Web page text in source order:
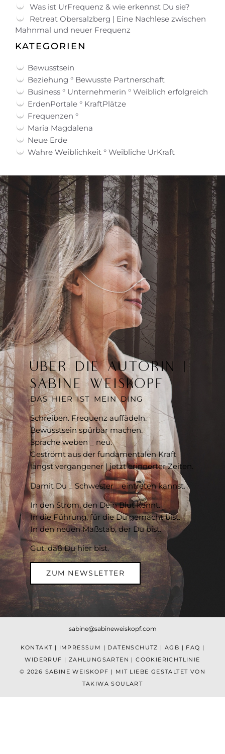
Was ist UrFrequenz & wie erkennst Du sie?
Retreat Obersalzberg | Eine Nachlese zwischen
Mahnmal und neuer Frequenz
KATEGORIEN
Bewusstsein
Beziehung ° Bewusste Partnerschaft
Business ° Unternehmerin ° Weiblich erfolgreich
ErdenPortale ° KraftPlätze
Frequenzen °
Maria Magdalena
Neue Erde
Wahre Weiblichkeit ° Weibliche UrKraft
ÜBER DIE AUTORIN |
SABINE WEISKOPF
DAS HIER IST MEIN DING
Schreiben. Frequenz auffädeln.
Bewusstsein spürbar machen.
Sprache weben _ neu.
Geströmt aus der fundamentalen Kraft
längst vergangener | jetzt erinnerter Zeiten.
Damit Du _ Schwester _ eintreten kannst.
In den Strom, den Dein Blut kennt.
In die Führung, für die Du gemacht bist.
In den neuen Maßstab, der Du bist.
Gut, daß Du hier bist.
ZUM NEWSLETTER
sabine@sabineweiskopf.com
KONTAKT | IMPRESSUM | DATENSCHUTZ | AGB | FAQ |
WIDERRUF | ZAHLUNGSARTEN |COOKIERICHTLINIE
© 2026 SABINE WEISKOPF | MIT LIEBE GESTALTET VON
TAKIWA SOULART